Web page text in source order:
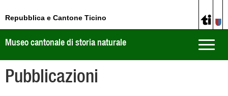
Repubblica e Cantone Ticino
Toggle
Museo cantonale di storia naturale
Pubblicazioni